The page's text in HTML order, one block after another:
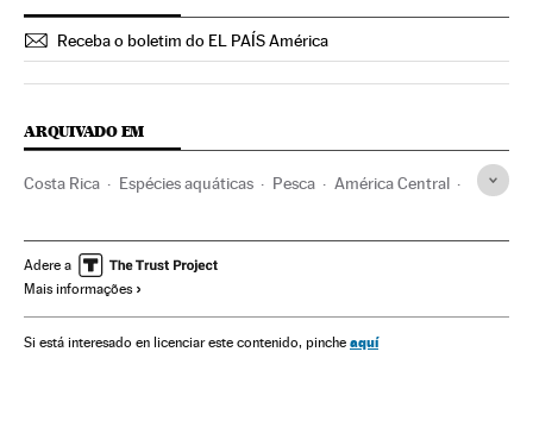
Receba o boletim do EL PAÍS América
ARQUIVADO EM
Costa Rica Espécies aquáticas Pesca América Central
Agronegócio Meio ambiente
Adere a
Mais informações
Si está interesado en licenciar este contenido, pinche aquí